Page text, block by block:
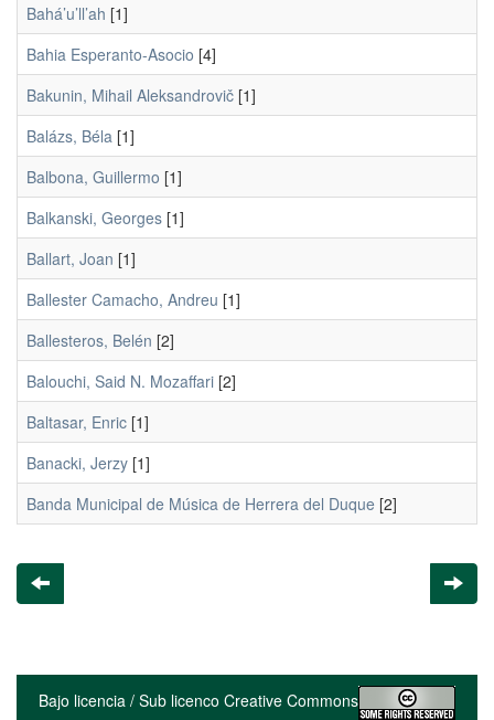
Bahá’u’ll’ah [1]
Bahia Esperanto-Asocio [4]
Bakunin, Mihail Aleksandrovič [1]
Balázs, Béla [1]
Balbona, Guillermo [1]
Balkanski, Georges [1]
Ballart, Joan [1]
Ballester Camacho, Andreu [1]
Ballesteros, Belén [2]
Balouchi, Said N. Mozaffari [2]
Baltasar, Enric [1]
Banacki, Jerzy [1]
Banda Municipal de Música de Herrera del Duque [2]
Bajo licencia / Sub licenco Creative Commons